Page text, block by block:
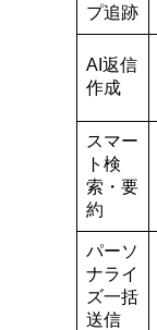
プ追跡
AI返信
作成
スマー
ト検
索・要
約
パーソ
ナライ
ズ一括
送信